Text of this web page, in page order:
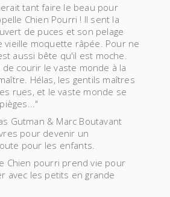
tant faire le beau pour
Chien Pourri ! Il sent la
de puces et son pelage
vieille moquette râpée. Pour ne
aussi bête qu'il est moche.
de courir le vaste monde à la
Hélas, les gentils maîtres
rues, et le vaste monde se
Gutman & Marc Boutavant
pour devenir un
pour les enfants.
Chien pourri prend vie pour
avec les petits en grande